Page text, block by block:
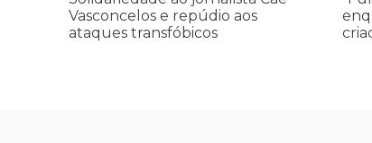
Vasconcelos e repúdio aos
ataques transfóbicos